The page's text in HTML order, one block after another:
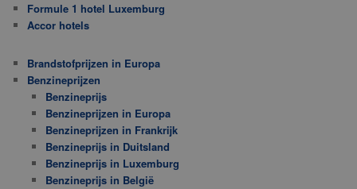
Formule 1 hotel Luxemburg
Accor hotels
Brandstofprijzen in Europa
Benzineprijzen
Benzineprijs
Benzineprijzen in Europa
Benzineprijzen in Frankrijk
Benzineprijs in Duitsland
Benzineprijs in Luxemburg
Benzineprijs in België